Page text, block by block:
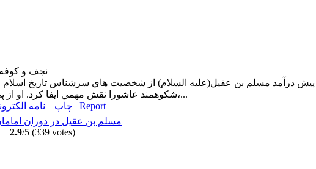
نجف و
پيش درآمد مسلم بن عقيل(عليه السلام) از شخصيت هاي سرشناس تاريخ اسلام
شكوهمند عاشورا نقش مهمي ايفا كرد. او از پي دعوت كوفيان،...
چاپ | نامه | Report
مسلم بن عقيل در دوران
2.9/5 (339 votes)